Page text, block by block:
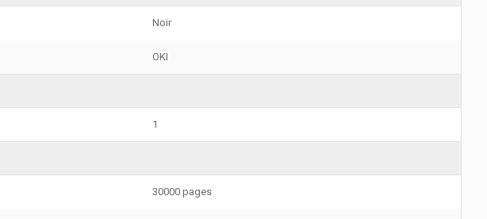
Noir
OKI
1
30000 pages